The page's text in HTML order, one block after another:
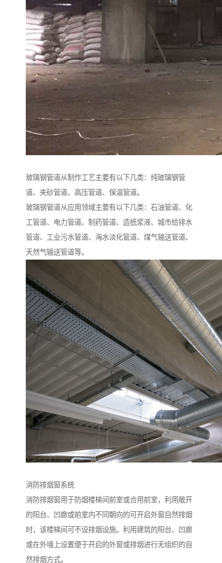
玻璃钢管道从制作工艺主要有以下几类：纯玻璃钢管
道、夹砂管道、高压管道、保温管道。
玻璃钢管道从应用领域主要有以下几类：石油管道、化
工管道、电力管道、制药管道、造纸浆液、城市给排水
管道、工业污水管道、海水淡化管道、煤气输送管道、
天然气输送管道等。
消防排烟窗系统
消防排烟窗用于防烟楼梯间前室或合用前室，利用敞开
的阳台、凹廊或前室内不同朝向的可开启外窗自然排烟
时，该楼梯间可不设排烟设施。利用建筑的阳台、凹廊
或在外墙上设置便于开启的外窗或排烟进行无组织的自
然排烟方式。